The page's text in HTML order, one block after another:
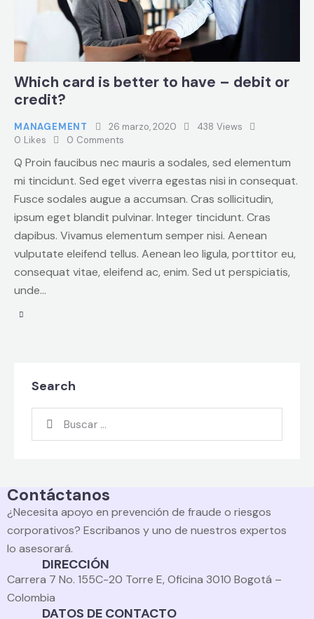
Which card is better to have – debit or
credit?
MANAGEMENT 26 marzo, 2020 438 Views
0 Likes 0 Comments
Q Proin faucibus nec mauris a sodales, sed elementum
mi tincidunt. Sed eget viverra egestas nisi in consequat.
Fusce sodales augue a accumsan. Cras sollicitudin,
ipsum eget blandit pulvinar. Integer tincidunt. Cras
dapibus. Vivamus elementum semper nisi. Aenean
vulputate eleifend tellus. Aenean leo ligula, porttitor eu,
consequat vitae, eleifend ac, enim. Sed ut perspiciatis,
unde…
Search
Contáctanos
¿Necesita apoyo en prevención de fraude o riesgos
corporativos? Escribanos y uno de nuestros expertos
lo asesorará.
DIRECCIÓN
Carrera 7 No. 155C-20 Torre E, Oficina 3010 Bogotá –
Colombia
DATOS DE CONTACTO